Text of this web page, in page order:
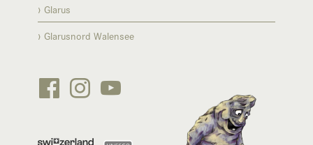
Glarus
Glarusnord Walensee

 